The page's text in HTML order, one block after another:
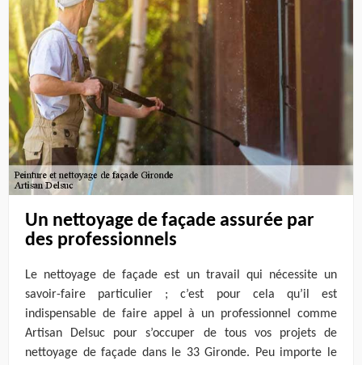
Un nettoyage de façade assurée par
des professionnels
Le nettoyage de façade est un travail qui nécessite un
savoir-faire particulier ; c’est pour cela qu’il est
indispensable de faire appel à un professionnel comme
Artisan Delsuc pour s’occuper de tous vos projets de
nettoyage de façade dans le 33 Gironde. Peu importe le